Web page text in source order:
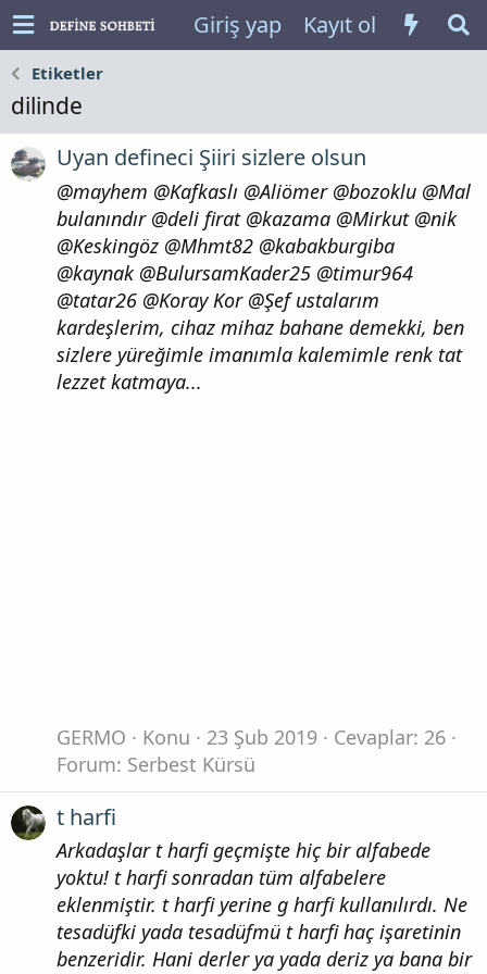
Giriş yap Kayıt ol
Etiketler
dilinde
Uyan defineci Şiiri sizlere olsun
@mayhem @Kafkaslı @Aliömer @bozoklu @Mal
bulanındır @deli firat @kazama @Mirkut @nik
@Keskingöz @Mhmt82 @kabakburgiba
@kaynak @BulursamKader25 @timur964
@tatar26 @Koray Kor @Şef ustalarım
kardeşlerim, cihaz mihaz bahane demekki, ben
sizlere yüreğimle imanımla kalemimle renk tat
lezzet katmaya...
GERMO Konu 23 Şub 2019
Cevaplar: 26
Forum: Serbest Kürsü
t harfi
Arkadaşlar t harfi geçmişte hiç bir alfabede
yoktu! t harfi sonradan tüm alfabelere
eklenmiştir. t harfi yerine g harfi kullanılırdı. Ne
tesadüfki yada tesadüfmü t harfi haç işaretinin
benzeridir. Hani derler ya yada deriz ya bana bir